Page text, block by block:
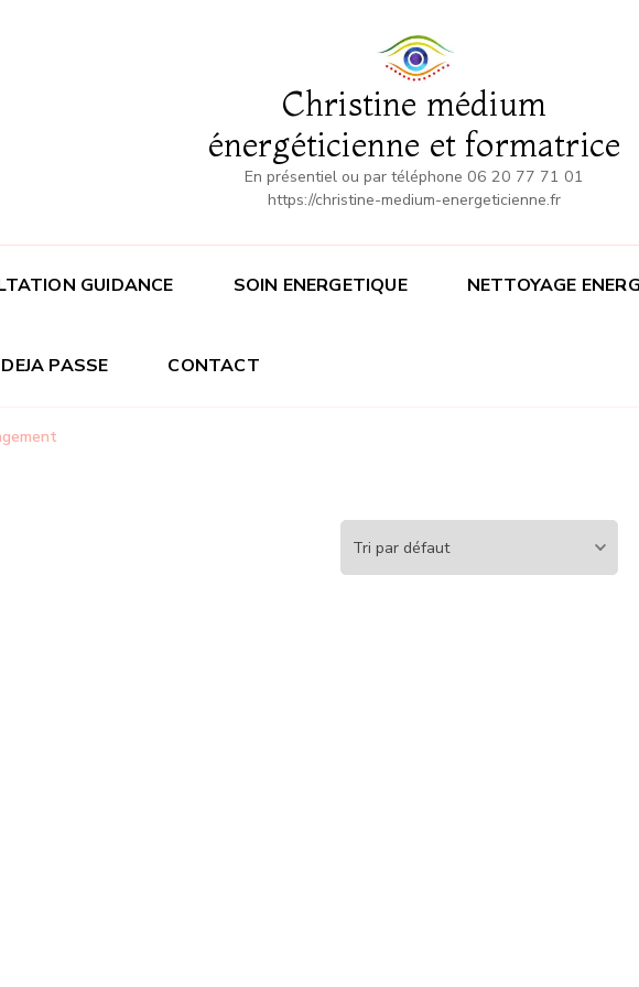
Christine médium
énergéticienne et formatrice
En présentiel ou par téléphone 06 20 77 71 01
https://christine-medium-energeticienne.fr
GUIDANCE SOIN ENERGETIQUE NETTOYAGE
DEJA PASSE CONTACT